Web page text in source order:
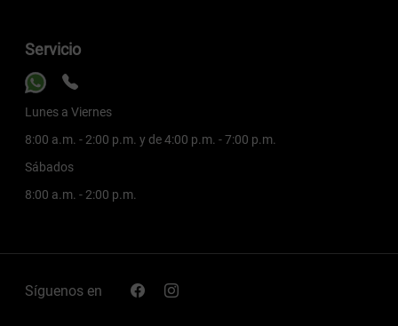
Servicio
Lunes a Viernes
8:00 a.m. - 2:00 p.m. y de 4:00 p.m. - 7:00 p.m.
Sábados
8:00 a.m. - 2:00 p.m.
Síguenos en